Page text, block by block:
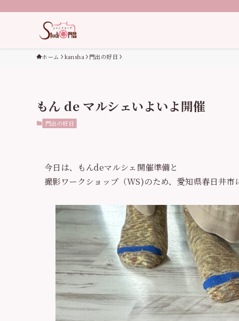
ホーム kansha 門出の好日
もん de マルシェいよいよ開催
門出の好日
今日は、もんdeマルシェ開催準備と
撮影ワークショップ（WS)のため、愛知県春日井市